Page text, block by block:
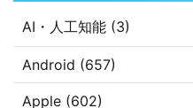
AI・人工知能 (3)
Android (657)
Apple (602)